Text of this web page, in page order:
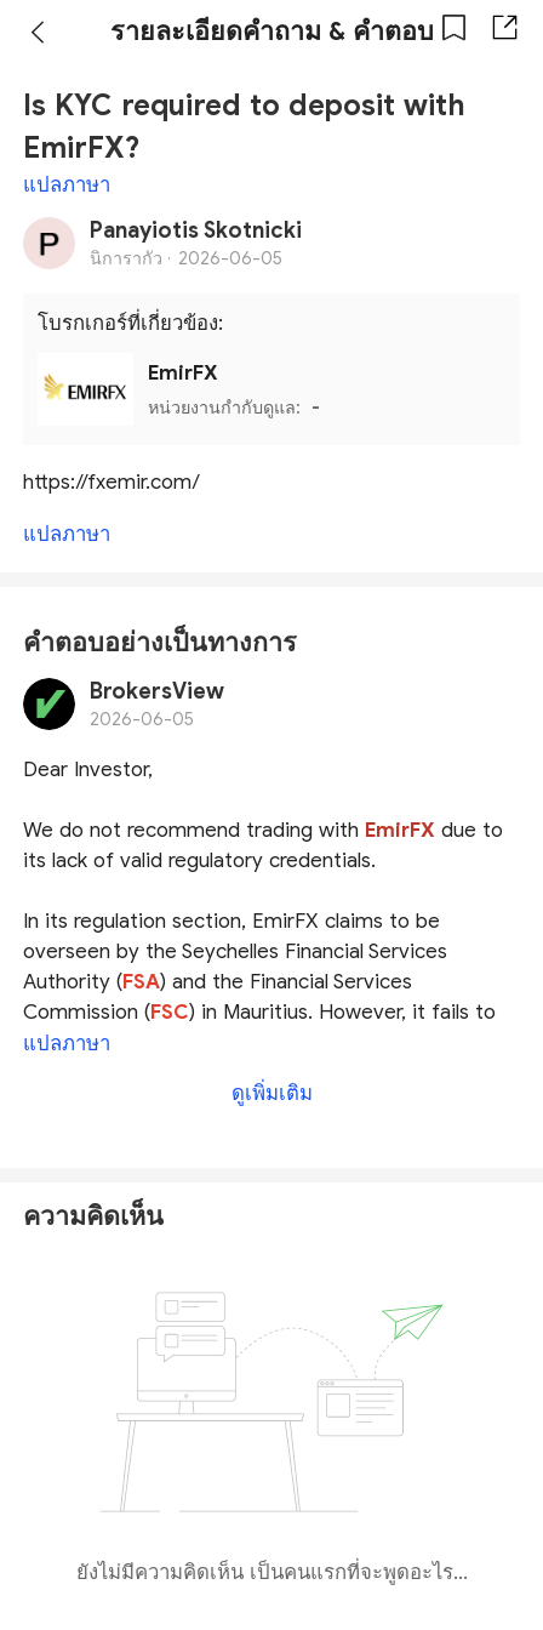
รายละเอียดคำถาม & คำตอบ
Is KYC required to deposit with
EmirFX?
แปลภาษา
Panayiotis Skotnicki
นิการากัว · 2026-06-05
โบรกเกอร์ที่เกี่ยวข้อง:
EmirFX
หน่วยงานกำกับดูแล: -
https://fxemir.com/
แปลภาษา
คำตอบอย่างเป็นทางการ
BrokersView
2026-06-05
Dear Investor,
We do not recommend trading with EmirFX due to
its lack of valid regulatory credentials.
In its regulation section, EmirFX claims to be
overseen by the Seychelles Financial Services
Authority (FSA) and the Financial Services
Commission (FSC) in Mauritius. However, it fails to
provide specific license numbers or the exact names
of the regulated entities. Upon checking, we found
no results related to EmirFX in the registries of
Therefore, we suspect that EmirFX is falsely
advertising its regulatory status and has not actually
strongly advise you to
to protect your capital.
แปลภาษา
ดูเพิ่มเติม
ความคิดเห็น
ยังไม่มีความคิดเห็น เป็นคนแรกที่จะพูดอะไร...